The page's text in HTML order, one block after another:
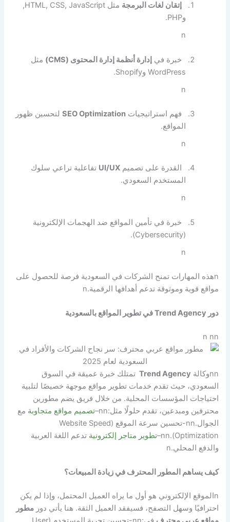
إتقان لغات البرمجة
مثل HTML, CSS, JavaScript,
وPHP.
n
خبرة في إدارة أنظمة إدارة المحتوى (CMS)
مثل
WordPress وShopify.
n
فهم استراتيجياتSEO Optimization لتحسين ظهور
المواقع.
n
القدرة على تصميمUI/UX تفاعلية تراعي سلوك
المستخدم السعودي.
n
خبرة في تأمين المواقع ضد الهجمات الإلكترونية
(Cybersecurity).
n
nهذه المهارات تمنح الشركات في السعودية فرصة للحصول على
مواقع قوية وموثوقة تدعم أهدافها الرقمية.n
دور Trend Agency في تطوير المواقع بالسعودية
n nn
nnوكالة Trend Agency تمتلك خبرة عميقة في السوق
السعودي، حيث تقدم خدمات تطوير مواقع موجهة خصيصًا لتلبية
احتياجات المؤسسات المحلية. من خلال فريق يضم مطورين
محترفين ومبدعين، تقدم حلولًا مثل:nn
–تصميم مواقع متجاوبة مع
الجوال.nn
-تحسين سرعة الموقع (Website Speed
Optimization).
nn
–تطوير متاجر إلكترونية تدعم اللغة العربية
والدفع المحلي.n
كيف يساهم المطور المحترف في زيادة المبيعات؟
n الموقع الإلكتروني هو أول ما يراه العميل المحتمل، وإذا لم يكن
احترافيًا وسهل التصفح، فسيفقد العميل الثقة. هنا يأتي دورمطور